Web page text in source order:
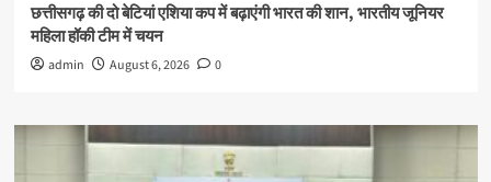
छत्तीसगढ़ की दो बेटियां एशिया कप में बढ़ाएंगी भारत की शान, भारतीय जूनियर
महिला हॉकी टीम में चयन
admin August 6, 2026 0